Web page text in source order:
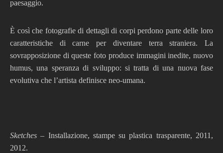
paesaggio.
È così che fotografie di dettagli di corpi perdono parte delle loro
caratteristiche di carne per diventare terra straniera. La
sovrapposizione di queste foto produce immagini inedite, nuovo
humus, una speranza di sviluppo: si tratta di una nuova fase
evolutiva che l’artista definisce neo-umana.
Sketches – Installazione, stampe su plastica trasparente, 2011,
2012.